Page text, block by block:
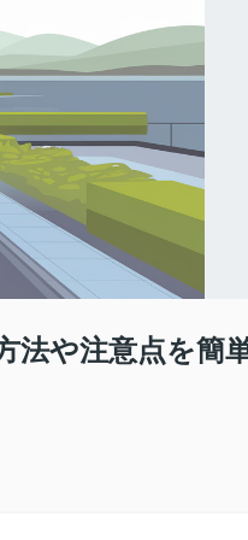
法や注意点を簡